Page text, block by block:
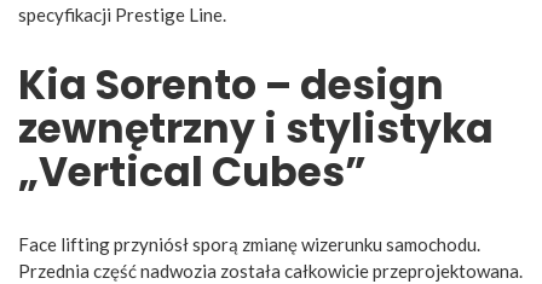
specyfikacji Prestige Line.
Kia Sorento – design
zewnętrzny i stylistyka
„Vertical Cubes”
Face lifting przyniósł sporą zmianę wizerunku samochodu.
Przednia część nadwozia została całkowicie przeprojektowana.